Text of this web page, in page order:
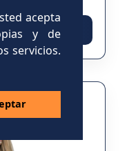
acepta
y de
servicios.